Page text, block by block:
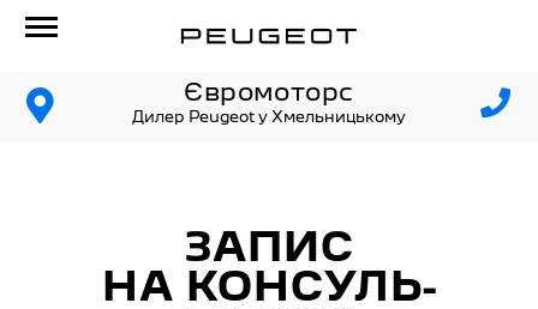
Євромоторс
Дилер Peugeot у Хмельницькому
ЗАПИС
НА КОНСУЛЬ­